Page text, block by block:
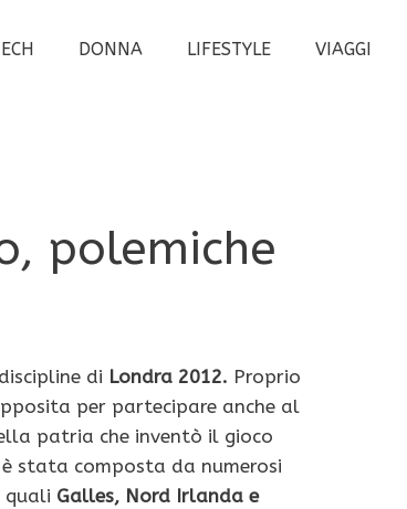
DONNA LIFESTYLE VIAGGI
polemiche
di Londra 2012. Proprio
per partecipare anche al
patria che inventò il gioco
stata composta da numerosi
quali Galles, Nord Irlanda e